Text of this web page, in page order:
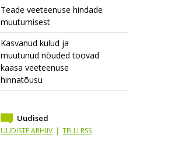
Teade veeteenuse hindade
muutumisest
Kasvanud kulud ja
muutunud nõuded toovad
kaasa veeteenuse
hinnatõusu
Uudised
UUDISTE ARHIIV | TELLI RSS